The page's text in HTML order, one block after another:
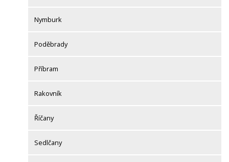
Nymburk
Poděbrady
Příbram
Rakovník
Říčany
Sedlčany